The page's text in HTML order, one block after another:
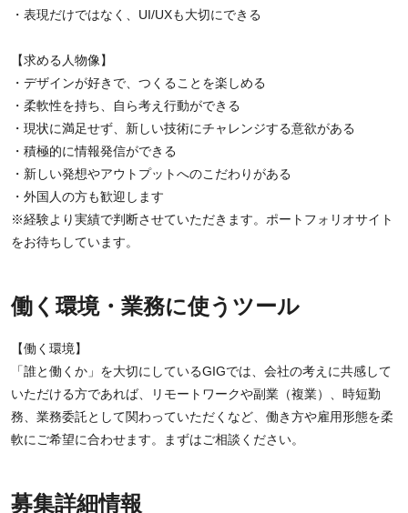
・表現だけではなく、UI/UXも大切にできる
【求める人物像】
・デザインが好きで、つくることを楽しめる
・柔軟性を持ち、自ら考え行動ができる
・現状に満足せず、新しい技術にチャレンジする意欲がある
・積極的に情報発信ができる
・新しい発想やアウトプットへのこだわりがある
・外国人の方も歓迎します
※経験より実績で判断させていただきます。ポートフォリオサイト
をお待ちしています。
働く環境・業務に使うツール
【働く環境】
「誰と働くか」を大切にしているGIGでは、会社の考えに共感して
いただける方であれば、リモートワークや副業（複業）、時短勤
務、業務委託として関わっていただくなど、働き方や雇用形態を柔
軟にご希望に合わせます。まずはご相談ください。
募集詳細情報